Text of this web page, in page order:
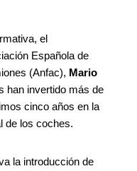
el
Española de
(Anfac), Mario
han invertido más de
cinco años en la
de los coches.
la introducción de